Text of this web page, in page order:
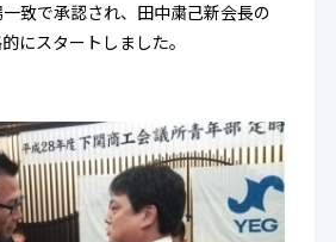
致で承認され、田中粛己新会長の
にスタートしました。